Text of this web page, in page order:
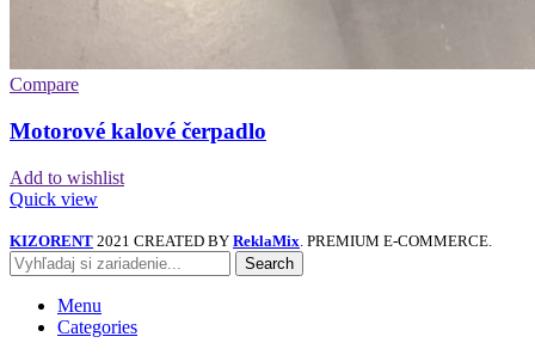
Compare
Motorové kalové čerpadlo
Add to wishlist
Quick view
KIZORENT 2021 CREATED BY ReklaMix . PREMIUM E-COMMERCE.
Search
Menu
Categories